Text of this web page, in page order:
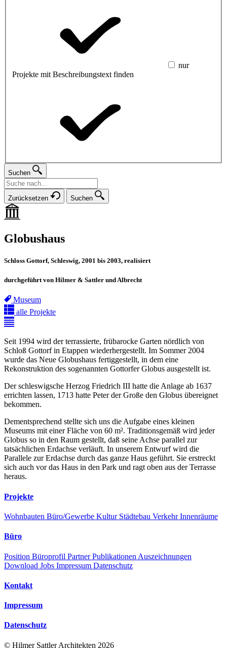
nur
Projekte mit Beschreibungstext finden
Suchen
Zurücksetzen Suchen
Globushaus
Schloss Gottorf, Schleswig, 2001 bis 2003, realisiert
durchgeführt von Hilmer & Sattler und Albrecht
Museum
alle Projekte
Seit 1994 wird der terrassierte, frübarocke Garten nördlich von
Schloß Gottorf in Etappen wiederhergestellt. Im Sommer 2004
wurde das Neue Globushaus fertiggestellt, in dem eine
Rekonstruktion des sogenannten Gottorfer Globus ausgestellt ist.
Der schleswigsche Herzog Friedrich III hatte die Anlage ab 1637
errichten lassen, 1713 hatte Peter der Große den Globus übereignet
bekommen.
Dementsprechend stellte sich uns die Aufgabe eines kleinen
Museums mit einer Fläche von 60 m². Traditionsgemäß wird jeder
Globus so in den Raum gestellt, daß seine Achse parallel zur
tatsächlichen Erdachse verläuft. In unserem Entwurf wird die
Parallele zur Erdachse durch das ganze Haus geführt. Sie erstreckt
sich auch vor das Haus in den Park und ragt oben aus der Terrasse
heraus.
Projekte
Wohnbauten Büro/Gewerbe Kultur Städtebau VerkehrInnenräume
Büro
Position Büroprofil PartnerPublikationen Auszeichnungen
Download Jobs Impressum Datenschutz
Kontakt
Impressum
Datenschutz
© Hilmer Sattler Architekten 2026